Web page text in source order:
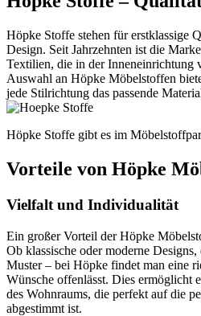
Höpke Stoffe stehen für erstklassige
Design. Seit Jahrzehnten ist die
Textilien, die in der Inneneinrichtung
Auswahl an Höpke Möbelstoffen
jede Stilrichtung das passende
Höpke Stoffe gibt es im
Vorteile von Höpke
Vielfalt und Individualität
Ein großer Vorteil der Höpke
Ob klassische oder moderne
Muster – bei Höpke findet man eine
Wünsche offenlässt. Dies ermöglicht
des Wohnraums, die perfekt auf die
abgestimmt ist.